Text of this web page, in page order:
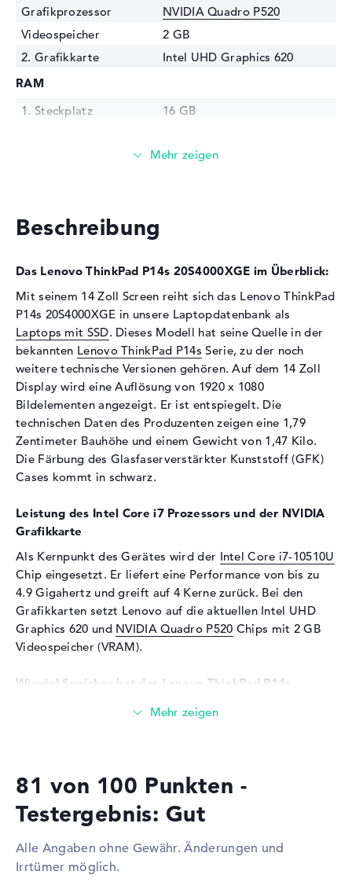
Grafikprozessor
NVIDIA Quadro P520
Videospeicher
2 GB
2. Grafikkarte
Intel UHD Graphics 620
RAM
1. Steckplatz
16 GB
16 GB
Festplatte
Schnittstelle
PCIe
Optische Speicher
Laufwerks-Typ
ohne Laufwerk
Display
Display-Typ
14" TFT
Max. Auflösung
1920 x 1080
Auflösungstyp
Full-HD
Besonderheiten
Display, entspiegelt, LED-
Hintergrundbeleuchtung,
Kartenleser
Unterstützte Flash-
Speicherkarten
Audio
Soundkarte
Realtek ALC3287
Mikrofon
vorhanden
Webcam
Sensorauflösung
0,9 MP
Touchpad (Multi-Touch-
Telekommunikation
Modem (Mobilfunk)
LTE
Beschreibung
Das Lenovo ThinkPad P14s 20S4000XGE im Überblick:
Mit seinem 14 Zoll Screen reiht sich das Lenovo ThinkPad
P14s 20S4000XGE in unsere Laptopdatenbank als
Laptops mit SSD. Dieses Modell hat seine Quelle in der
bekannten Lenovo ThinkPad P14s Serie, zu der noch
weitere technische Versionen gehören. Auf dem 14 Zoll
Display wird eine Auflösung von 1920 x 1080
Bildelementen angezeigt. Er ist entspiegelt. Die
technischen Daten des Produzenten zeigen eine 1,79
Zentimeter Bauhöhe und einem Gewicht von 1,47 Kilo.
Die Färbung des Glasfaserverstärkter Kunststoff (GFK)
Cases kommt in schwarz.
Leistung des Intel Core i7 Prozessors und der NVIDIA
Grafikkarte
Als Kernpunkt des Gerätes wird der Intel Core i7-10510U
Chip eingesetzt. Er liefert eine Performance von bis zu
4.9 Gigahertz und greift auf 4 Kerne zurück. Bei den
Grafikkarten setzt Lenovo auf die aktuellen Intel UHD
Graphics 620 und NVIDIA Quadro P520 Chips mit 2 GB
Videospeicher (VRAM).
Wieviel Speicher hat das Lenovo ThinkPad P14s
hochstufen möchte, kann dies bis maximal 48 Gigabyte
eine Festplatte Größe von 1 TB SSD.
Diese Schnittstellen und Funkverbindungen sind an
Bord:
81 von 100 Punkten -
Testergebnis: Gut
Alle Angaben ohne Gewähr. Änderungen und
Irrtümer möglich.